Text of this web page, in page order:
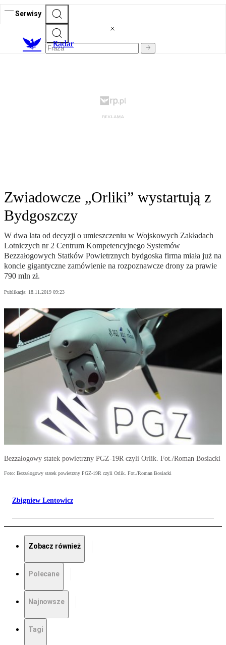
Serwisy
Radar
Zwiadowcze „Orliki” wystartują z
Bydgoszczy
W dwa lata od decyzji o umieszczeniu w Wojskowych Zakładach
Lotniczych nr 2 Centrum Kompetencyjnego Systemów
Bezzałogowych Statków Powietrznych bydgoska firma miała już na
koncie gigantyczne zamówienie na rozpoznawcze drony za prawie
790 mln zł.
Publikacja: 18.11.2019 09:23
Bezzałogowy statek powietrzny PGZ-19R czyli Orlik. Fot./Roman Bosiacki
Foto: Bezzałogowy statek powietrzny PGZ-19R czyli Orlik. Fot./Roman Bosiacki
Zbigniew Lentowicz
Zobacz również
Polecane
Najnowsze
Tagi